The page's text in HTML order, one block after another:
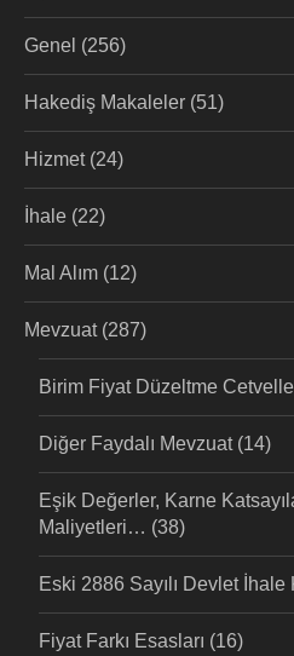
Genel (256)
Hakediş Makaleler (51)
Hizmet(24)
İhale (22)
Mal Alım (12)
Mevzuat(287)
Birim Fiyat Düzeltme
Diğer Faydalı Mevzuat(14)
Eşik Değerler, Karne
Maliyetleri… (38)
Eski 2886 Sayılı Devlet İhale
Fiyat Farkı Esasları (16)